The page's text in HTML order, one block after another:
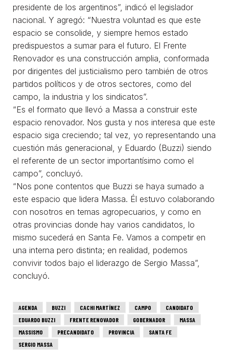
presidente de los argentinos”, indicó el legislador
nacional. Y agregó: “Nuestra voluntad es que este
espacio se consolide, y siempre hemos estado
predispuestos a sumar para el futuro. El Frente
Renovador es una construcción amplia, conformada
por dirigentes del justicialismo pero también de otros
partidos políticos y de otros sectores, como del
campo, la industria y los sindicatos”.
“Es el formato que llevó a Massa a construir este
espacio renovador. Nos gusta y nos interesa que este
espacio siga creciendo; tal vez, yo representando una
cuestión más generacional, y Eduardo (Buzzi) siendo
el referente de un sector importantísimo como el
campo”, concluyó.
“Nos pone contentos que Buzzi se haya sumado a
este espacio que lidera Massa. Él estuvo colaborando
con nosotros en temas agropecuarios, y como en
otras provincias donde hay varios candidatos, lo
mismo sucederá en Santa Fe. Vamos a competir en
una interna pero distinta; en realidad, podemos
convivir todos bajo el liderazgo de Sergio Massa”,
concluyó.
AGENDA BUZZI CACHI MARTÍNEZ CAMPO
CANDIDATO
EDUARDO BUZZI
FRENTE RENOVADOR GOBERNADOR
MASSA
MASSISMO
PRECANDIDATO PROVINCIA
SANTA FE
SERGIO MASSA